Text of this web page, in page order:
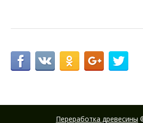
Переработка древесины